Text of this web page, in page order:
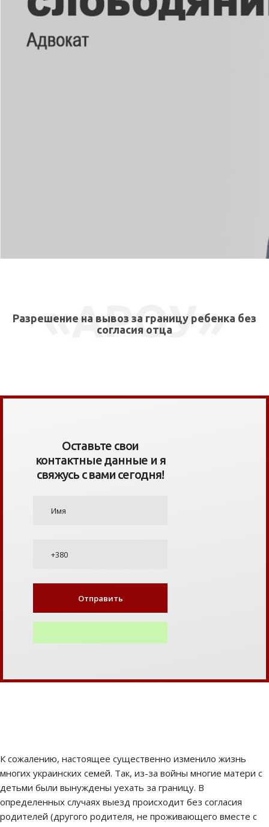
Разрешение на вывоз за границу ребенка без
согласия отца
«АРОУ»
Оставьте свои
контактные данные и я
свяжусь с вами сегодня!
К сожалению, настоящее существенно изменило жизнь
многих украинских семей. Так, из-за войны многие матери с
детьми были вынуждены уехать за границу. В
определенных случаях выезд происходит без согласия
родителей (другого родителя, не проживающего вместе с